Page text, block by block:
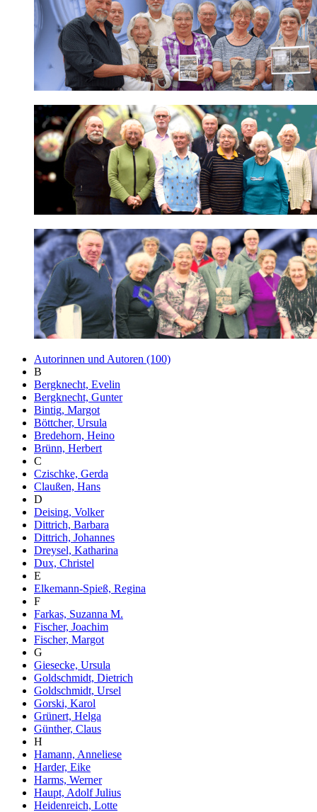
Autorinnen und Autoren (100)
B
Bergknecht, Evelin
Bergknecht, Gunter
Bintig, Margot
Böttcher, Ursula
Bredehorn, Heino
Brünn, Herbert
C
Czischke, Gerda
Claußen, Hans
D
Deising, Volker
Dittrich, Barbara
Dittrich, Johannes
Dreysel, Katharina
Dux, Christel
E
Elkemann-Spieß, Regina
F
Farkas, Suzanna M.
Fischer, Joachim
Fischer, Margot
G
Giesecke, Ursula
Goldschmidt, Dietrich
Goldschmidt, Ursel
Gorski, Karol
Grünert, Helga
Günther, Claus
H
Hamann, Anneliese
Harder, Eike
Harms, Werner
Haupt, Adolf Julius
Heidenreich, Lotte